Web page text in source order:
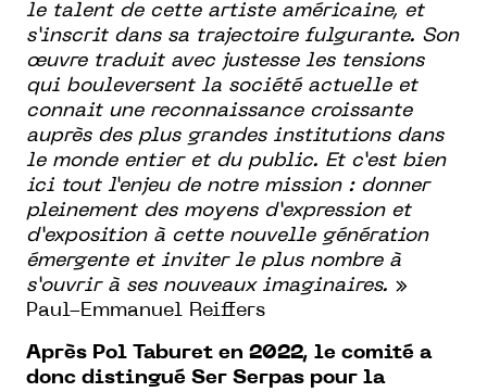
le talent de cette artiste américaine, et
s’inscrit dans sa trajectoire fulgurante. Son
œuvre traduit avec justesse les tensions
qui bouleversent la société actuelle et
connait une reconnaissance croissante
auprès des plus grandes institutions dans
le monde entier et du public. Et c’est bien
ici tout l’enjeu de notre mission : donner
pleinement des moyens d’expression et
d’exposition à cette nouvelle génération
émergente et inviter le plus nombre à
s’ouvrir à ses nouveaux imaginaires. »
Paul-Emmanuel Reiffers
Après Pol Taburet en 2022, le comité a
donc distingué Ser Serpas pour la